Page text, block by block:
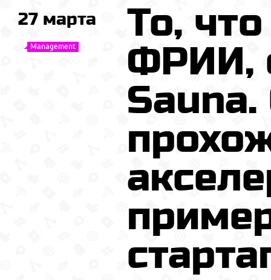
27 марта
Management
То,
ФРИИ,